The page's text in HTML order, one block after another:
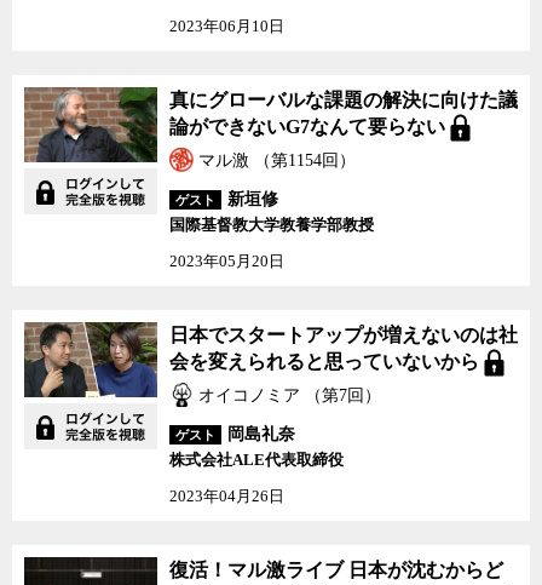
2023年06月10日
真にグローバルな課題の解決に向けた議
論ができないG7なんて要らない
マル激 （第1154回）
ゲスト
新垣修
国際基督教大学教養学部教授
2023年05月20日
日本でスタートアップが増えないのは社
会を変えられると思っていないから
オイコノミア （第7回）
ゲスト
岡島礼奈
株式会社ALE代表取締役
2023年04月26日
復活！マル激ライブ 日本が沈むからど